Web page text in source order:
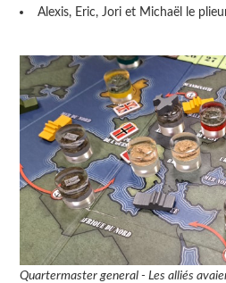
Alexis, Eric, Jori et Michaël le
Quartermaster general - Les alliés